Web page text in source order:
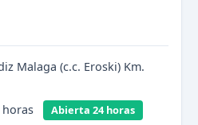
Malaga (c.c. Eroski) Km.
horas Abierta 24 horas